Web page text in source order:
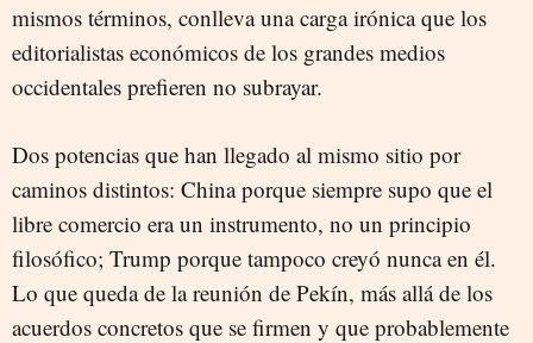
mismos términos, conlleva una carga irónica que los
editorialistas económicos de los grandes medios
occidentales prefieren no subrayar.
Dos potencias que han llegado al mismo sitio por
caminos distintos: China porque siempre supo que el
libre comercio era un instrumento, no un principio
filosófico; Trump porque tampoco creyó nunca en él.
Lo que queda de la reunión de Pekín, más allá de los
acuerdos concretos que se firmen y que probablemente